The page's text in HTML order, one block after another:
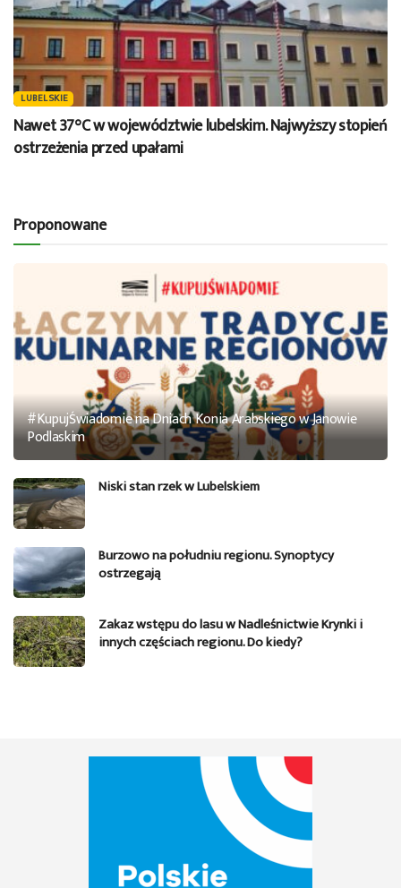
LUBELSKIE
Nawet 37°C w województwie lubelskim. Najwyższy stopień
ostrzeżenia przed upałami
Proponowane
#KupujŚwiadomie na Dniach Konia Arabskiego w Janowie
Podlaskim
Niski stan rzek w Lubelskiem
Burzowo na południu regionu. Synoptycy
ostrzegają
Zakaz wstępu do lasu w Nadleśnictwie Krynki i
innych częściach regionu. Do kiedy?